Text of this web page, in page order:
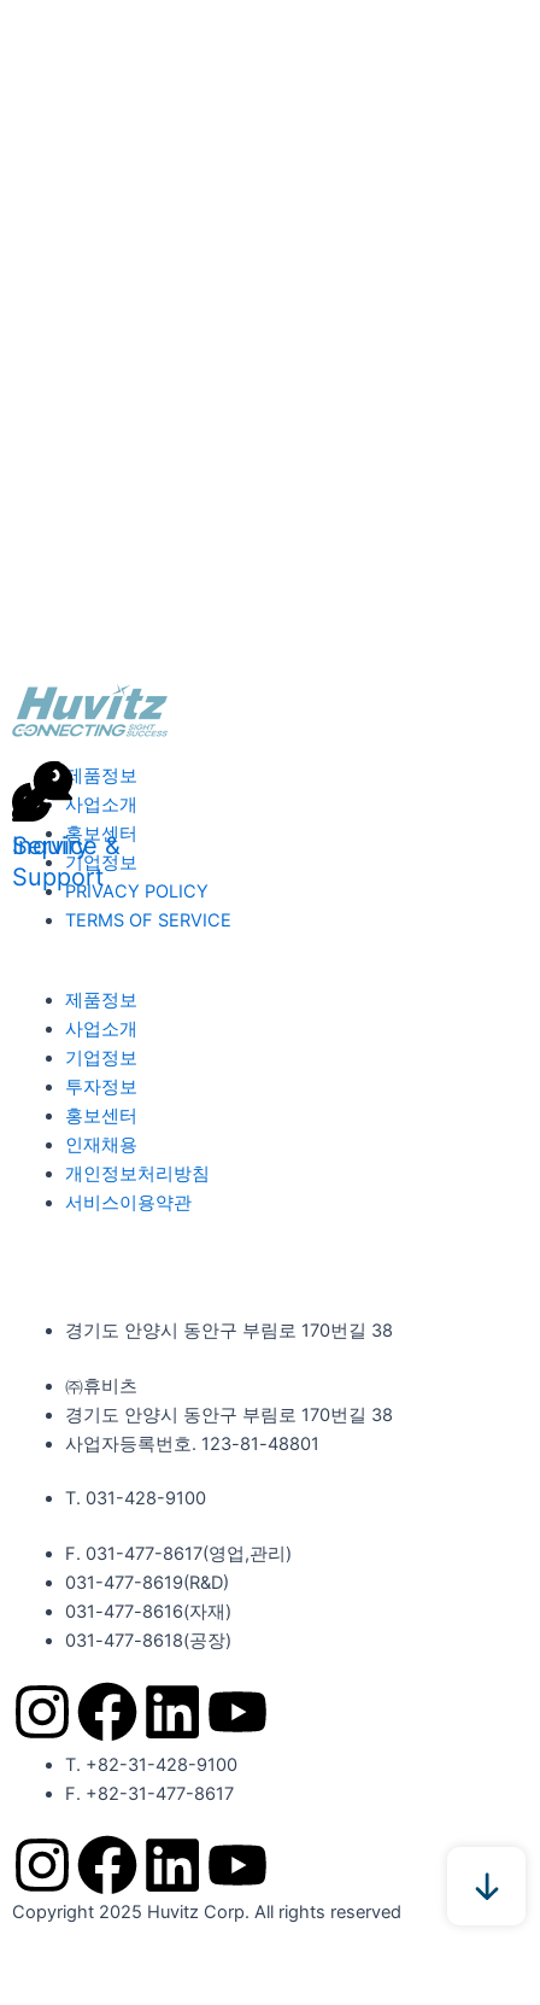
제품정보
사업소개
홍보센터
기업정보
PRIVACY POLICY
TERMS OF SERVICE
제품정보
사업소개
기업정보
투자정보
홍보센터
인재채용
개인정보처리방침
서비스이용약관
경기도 안양시 동안구 부림로 170번길 38
㈜휴비츠
경기도 안양시 동안구 부림로 170번길 38
사업자등록번호. 123-81-48801
T. 031-428-9100
F. 031-477-8617(영업,관리)
031-477-8619(R&D)
031-477-8616(자재)​
031-477-8618(공장)​
I
n
s
t
F
a
c
e
L
i
n
k
Y
o
u
t
T. +82-31-428-9100
F. +82-31-477-8617
I
n
F
a
L
i
Y
o
Copyright 2025 Huvitz Corp. All rights reserved
Inquiry
Service &
Support